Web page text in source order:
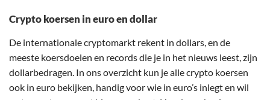
Crypto koersen in euro en dollar
De internationale cryptomarkt rekent in dollars, en de
meeste koersdoelen en records die je in het nieuws leest, zijn
dollarbedragen. In ons overzicht kun je alle crypto koersen
ook in euro bekijken, handig voor wie in euro’s inlegt en wil